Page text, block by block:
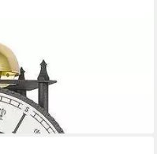
- Hermle Modell: